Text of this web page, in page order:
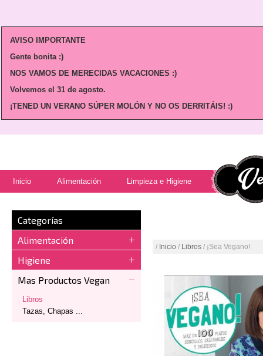
AVISO IMPORTANTE
Gente bonita :)
NOS VAMOS DE MERECIDAS VACACIONES :)
Volvemos el 31 de agosto.
¡TENED UN VERANO SÚPER MOLÓN Y NO OS DERRITÁIS! :)
Inicio Alimentación Limpieza e Higiene
Categorías
Alimentación
Higiene
Mas Productos Vegan
Libros
Tazas, Chapas ...
/ Inicio / Libros / ¡Sea Vegano!